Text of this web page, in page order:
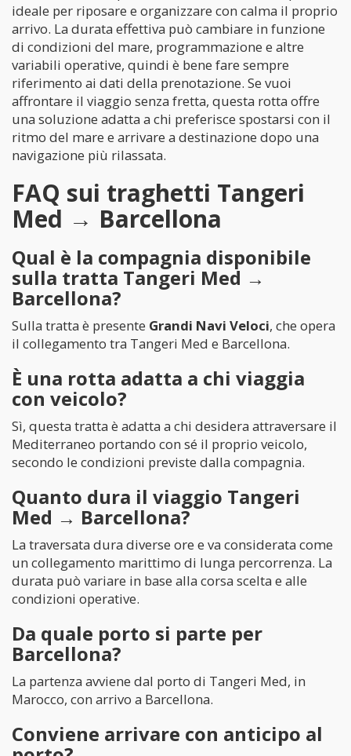
ideale per riposare e organizzare con calma il proprio
arrivo. La durata effettiva può cambiare in funzione
di condizioni del mare, programmazione e altre
variabili operative, quindi è bene fare sempre
riferimento ai dati della prenotazione. Se vuoi
affrontare il viaggio senza fretta, questa rotta offre
una soluzione adatta a chi preferisce spostarsi con il
ritmo del mare e arrivare a destinazione dopo una
navigazione più rilassata.
FAQ sui traghetti Tangeri
Med → Barcellona
Qual è la compagnia disponibile
sulla tratta Tangeri Med →
Barcellona?
Sulla tratta è presente Grandi Navi Veloci, che opera
il collegamento tra Tangeri Med e Barcellona.
È una rotta adatta a chi viaggia
con veicolo?
Sì, questa tratta è adatta a chi desidera attraversare il
Mediterraneo portando con sé il proprio veicolo,
secondo le condizioni previste dalla compagnia.
Quanto dura il viaggio Tangeri
Med → Barcellona?
La traversata dura diverse ore e va considerata come
un collegamento marittimo di lunga percorrenza. La
durata può variare in base alla corsa scelta e alle
condizioni operative.
Da quale porto si parte per
Barcellona?
La partenza avviene dal porto di Tangeri Med, in
Marocco, con arrivo a Barcellona.
Conviene arrivare con anticipo al